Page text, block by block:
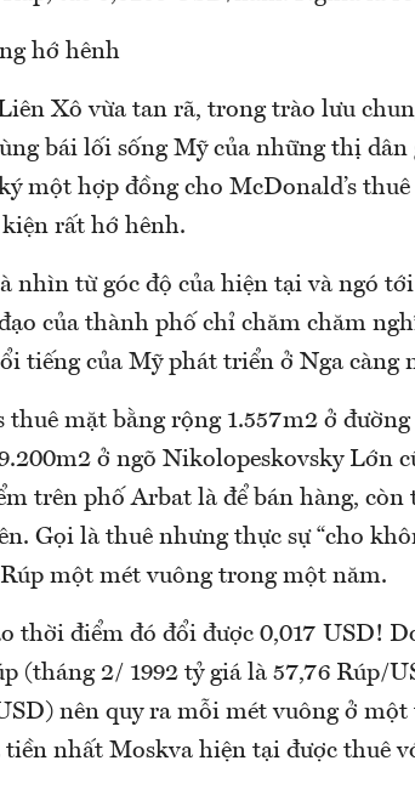
hớ hênh
Xô vừa tan rã, trong trào lưu
bái lối sống Mỹ của những thị
một hợp đồng cho McDonald’s
rất hớ hênh.
nhìn từ góc độ của hiện tại và ngó
của thành phố chỉ chăm chăm
tiếng của Mỹ phát triển ở Nga càng
thuê mặt bằng rộng 1.557m2 ở
ở ngõ Nikolopeskovsky Lớn
trên phố Arbat là để bán hàng,
Gọi là thuê nhưng thực sự “cho
một mét vuông trong một năm.
thời điểm đó đổi được 0,017 USD!
(tháng 2/ 1992 tỷ giá là 57,76 Rúp/
nên quy ra mỗi mét vuông ở
nhất Moskva hiện tại được thuê